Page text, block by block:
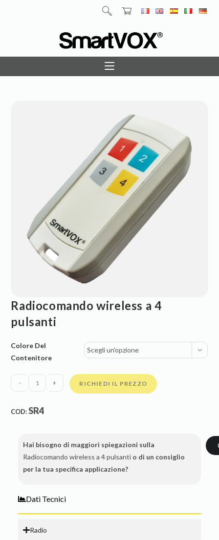
Radiocomando wireless a 4
pulsanti
Colore Del
Contenitore
Scegli un'opzione
- + RICHIEDI IL PREZZO
COD:SR4
Hai bisogno di maggiori spiegazioni sulla
Radiocomando wireless a 4 pulsanti o di un consiglio
per la tua specifica applicazione?
Dati Tecnici
Radio